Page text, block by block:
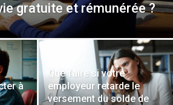
gratuite et rémunérée ?
à
Que faire si votre
employeur retarde le
versement du solde de